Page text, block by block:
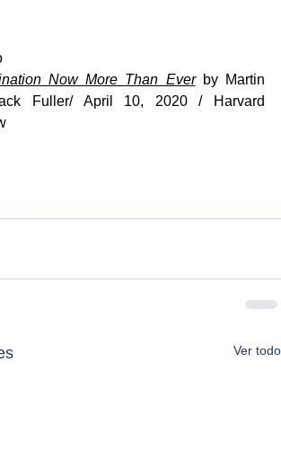
Now More Than Ever by Martin
Fuller/ April 10, 2020 / Harvard
Ver todo